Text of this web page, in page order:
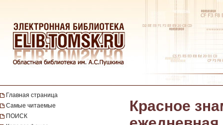
Главная страница
Самые читаемые
ПОИСК
Красное